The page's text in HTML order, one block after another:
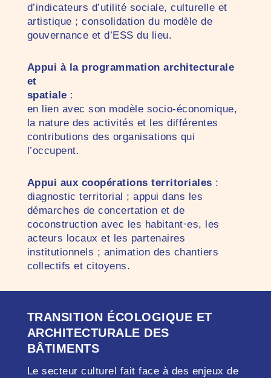
d’indicateurs d’utilité sociale, culturelle et
artistique ; consolidation du modèle de
gouvernance et d’ESS du lieu.
Appui à la programmation architecturale
et
spatiale :
en lien avec son modèle socio-économique,
la nature des activités et les différentes
contributions des organisations qui
l’occupent.
Appui aux coopérations territoriales :
diagnostic territorial ; appui dans les
démarches de concertation et de
coconstruction avec les habitant·es, les
acteurs locaux et les partenaires
institutionnels ; animation des chantiers
collectifs et citoyens.
TRANSITION ÉCOLOGIQUE ET
ARCHITECTURALE DES
BÂTIMENTS
Le secteur culturel fait face à des enjeux de